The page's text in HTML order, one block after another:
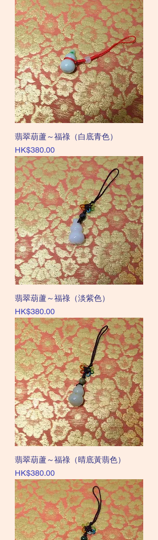
翡翠葫蘆～福祿（白底青色）
價格
HK$380.00
翡翠葫蘆～福祿（淡紫色）
價格
HK$380.00
翡翠葫蘆～福祿（晴底黃翡色）
價格
HK$380.00